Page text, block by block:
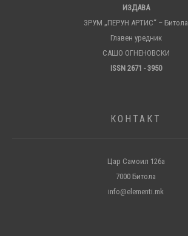
ИЗДАВА
ЗРУМ „ПЕРУН АРТИС“ – Битола
Главен уредник
САШО ОГНЕНОВСКИ
ISSN 2671 - 3950
КОНТАКТ
Цар Самоил 126а
7000 Битола
info@elementi.mk